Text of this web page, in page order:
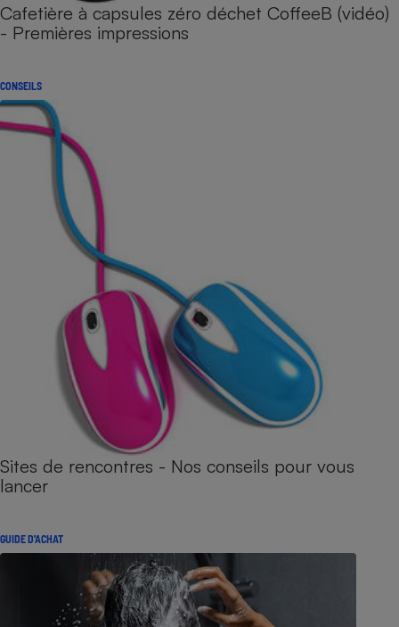
Cafetière à capsules zéro déchet CoffeeB (vidéo)
- Premières impressions
CONSEILS
Sites de rencontres - Nos conseils pour vous
lancer
GUIDE D'ACHAT